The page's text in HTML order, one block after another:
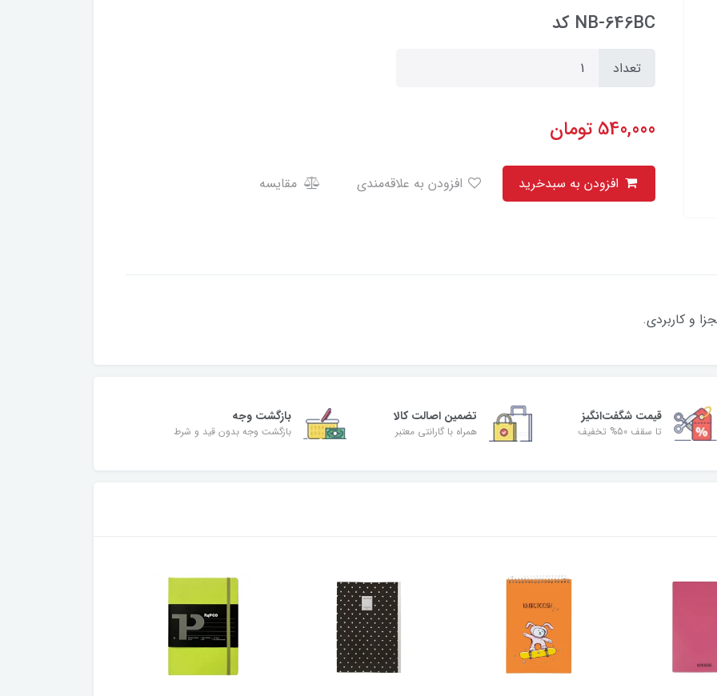
NB-646BC کد
تعداد
540,000 تومان
مقایسه
و کاربردی.
قیمت شگفت‌انگیز
تا سقف 50% تخفیف
تضمین اصالت کالا
همراه با گارانتی معتبر
بازگشت وجه
بازگشت وجه بدون قید و شرط